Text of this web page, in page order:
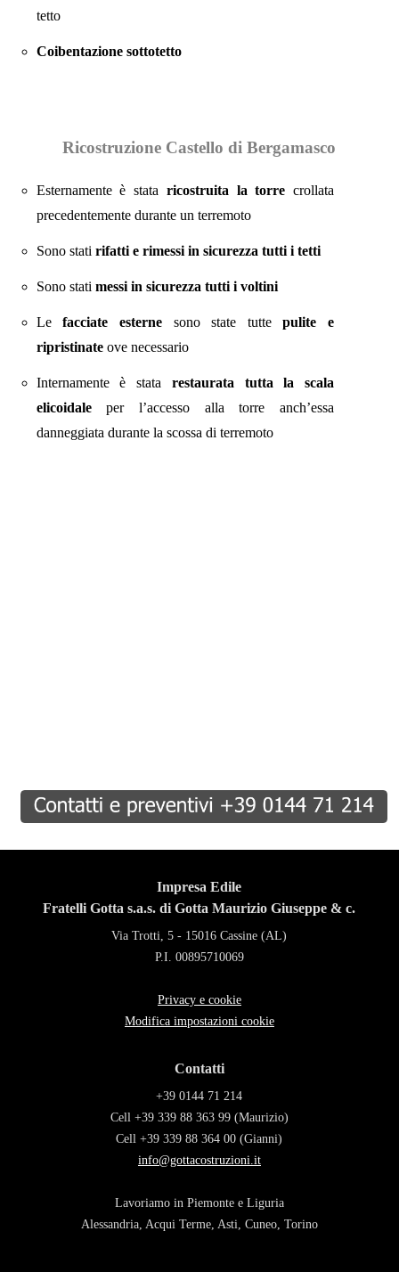
tetto
Coibentazione sottotetto
Ricostruzione Castello di Bergamasco
Esternamente è stata ricostruita la torre crollata
precedentemente durante un terremoto
Sono stati rifatti e rimessi in sicurezza tutti i tetti
Sono stati messi in sicurezza tutti i voltini
Lefacciate esternesono state tuttepulite e
ripristinateove necessario
Internamente è stata restaurata tutta la scala
elicoidaleper l’accesso alla torre anch’essa
danneggiata durante la scossa di terremoto
Impresa Edile
Fratelli Gotta s.a.s. di Gotta Maurizio Giuseppe & c.
Via Trotti, 5 - 15016 Cassine (AL)
P.I. 00895710069
Privacy e cookie
Modifica impostazioni cookie
Contatti
+39 0144 71 214
Cell +39 339 88 363 99 (Maurizio)
Cell +39 339 88 364 00 (Gianni)
info@gottacostruzioni.it
Lavoriamo in Piemonte e Liguria
Alessandria, Acqui Terme, Asti, Cuneo, Torino